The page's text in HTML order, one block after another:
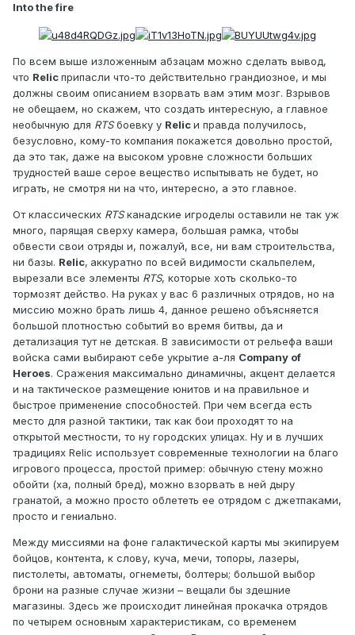
Into the fire
По всем выше изложенным абзацам можно сделать вывод,
что Relicприпасли что-то действительно грандиозное, и мы
должны своим описанием взорвать вам этим мозг. Взрывов
не обещаем, но скажем, что создать интересную, а главное
необычную для RTSбоевку у Relicи правда получилось,
безусловно, кому-то компания покажется довольно простой,
да это так, даже на высоком уровне сложности больших
трудностей ваше серое вещество испытывать не будет, но
играть, не смотря ни на что, интересно, а это главное.
От классических RTSканадские игроделы оставили не так уж
много, парящая сверху камера, большая рамка, чтобы
обвести свои отряды и, пожалуй, все, ни вам строительства,
ни базы. Relic, аккуратно по всей видимости скальпелем,
вырезали все элементы RTS, которые хоть сколько-то
тормозят действо. На руках у вас 6 различных отрядов, но на
миссию можно брать лишь 4, данное решено объясняется
большой плотностью событий во время битвы, да и
детализация тут не детская. В зависимости от рельефа ваши
войска сами выбирают себе укрытие а-ля Company of
Heroes. Сражения максимально динамичны, акцент делается
и на тактическое размещение юнитов и на правильное и
быстрое применение способностей. При чем всегда есть
место для разной тактики, так как бои проходят то на
открытой местности, то ну городских улицах. Ну и в лучших
традициях Relic использует современные технологии на благо
игрового процесса, простой пример: обычную стену можно
обойти (ха, полный бред), можно взорвать в ней дыру
гранатой, а можно просто облететь ее отрядом с джетпаками,
просто и гениально.
Между миссиями на фоне галактической карты мы экипируем
бойцов, контента, к слову, куча, мечи, топоры, лазеры,
пистолеты, автоматы, огнеметы, болтеры; большой выбор
брони на разные случае жизни – вещали бы здешние
магазины. Здесь же происходит линейная прокачка отрядов
по четырем основным характеристикам, со временем